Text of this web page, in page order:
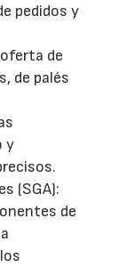
pedidos y
de
de palés
y
(SGA):
de